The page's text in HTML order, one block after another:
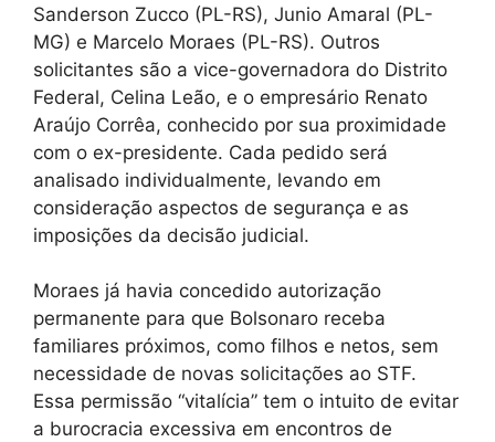
Sanderson Zucco (PL-RS), Junio Amaral (PL-
MG) e Marcelo Moraes (PL-RS). Outros
solicitantes são a vice-governadora do Distrito
Federal, Celina Leão, e o empresário Renato
Araújo Corrêa, conhecido por sua proximidade
com o ex-presidente. Cada pedido será
analisado individualmente, levando em
consideração aspectos de segurança e as
imposições da decisão judicial.
Moraes já havia concedido autorização
permanente para que Bolsonaro receba
familiares próximos, como filhos e netos, sem
necessidade de novas solicitações ao STF.
Essa permissão “vitalícia” tem o intuito de evitar
a burocracia excessiva em encontros de